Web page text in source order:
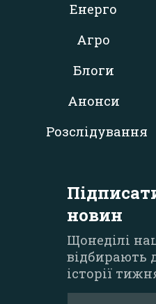
Енерго
Агро
Блоги
Анонси
Розслідування
новин
Щонеділі
відбирають
історії